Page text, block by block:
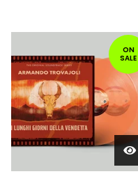
ON
SALE